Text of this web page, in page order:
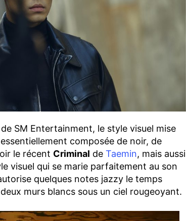
SM Entertainment, le style visuel mise
composée de noir, de
le récent Criminal de Taemin, mais aussi
visuel qui se marie parfaitement au son
quelques notes jazzy le temps
murs blancs sous un ciel rougeoyant.